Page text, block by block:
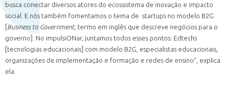
busca conectar diversos atores do ecossistema de inovação e impacto
social. E nós também fomentamos o tema de startups no modelo B2G
Business to Government, termo em inglês que descreve negócios para o
governo]. No impulsiONar, juntamos todos esses pontos: Edtechs
[tecnologias educacionais] com modelo B2G, especialistas educacionais,
organizações de implementação e formação e redes de ensino”, explica
ela.